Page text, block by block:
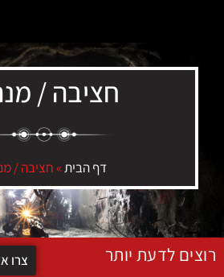
חציבה /
דף הבית»חציבה /
רוצים לדעת יותר צרו